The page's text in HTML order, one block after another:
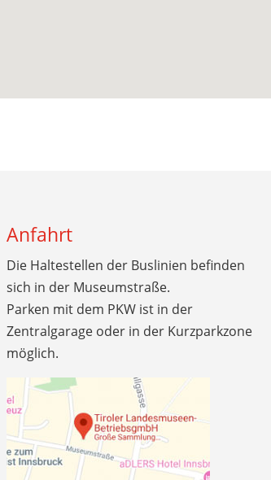
Anfahrt
Die Haltestellen der Buslinien befinden
sich in der Museumstraße.
Parken mit dem PKW ist in der
Zentralgarage oder in der Kurzparkzone
möglich.